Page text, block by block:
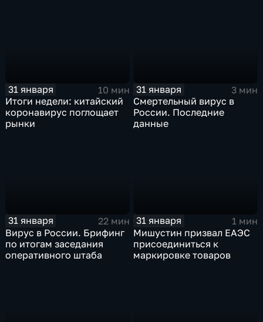
31 января
10 мин
Итоги недели: китайский
коронавирус поглощает
рынки
31 января
3 мин
Смертельный вирус в
России. Последние
данные
31 января
22 мин
Вирус в России. Брифинг
по итогам заседания
оперативного штаба
31 января
1 мин
Мишустин призвал ЕАЭС
присоединиться к
маркировке товаров